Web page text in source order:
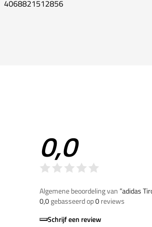
4068821512856
0,0
Algemene beoordeling van”adidas
0,0gebasseerd op0reviews
Schrijf een review